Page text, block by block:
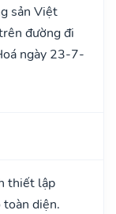
sản Việt
đường đi
ngày 23-7-
thiết lập
toàn diện.